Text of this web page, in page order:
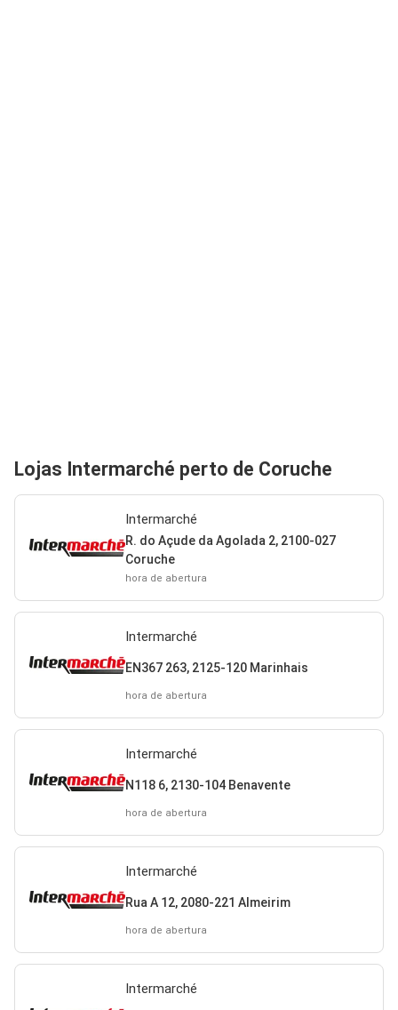
Lojas Intermarché perto de Coruche
Intermarché
R. do Açude da Agolada 2, 2100-027
Coruche
hora de abertura
Intermarché
EN367 263, 2125-120 Marinhais
hora de abertura
Intermarché
N118 6, 2130-104 Benavente
hora de abertura
Intermarché
Rua A 12, 2080-221 Almeirim
hora de abertura
Intermarché